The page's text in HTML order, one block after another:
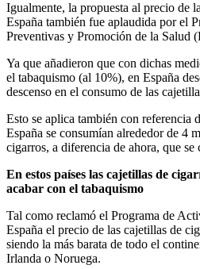
Igualmente, la propuesta al precio de
España también fue aplaudida por el
Preventivas y Promoción de la Salud
Ya que añadieron que con dichas
el tabaquismo (al 10%), en España
descenso en el consumo de las
Esto se aplica también con referencia
España se consumían alrededor de 4
cigarros, a diferencia de ahora, que
En estos países las cajetillas de
acabar con el tabaquismo
Tal como reclamó el Programa de
España el precio de las cajetillas de
siendo la más barata de todo el
Irlanda o Noruega.